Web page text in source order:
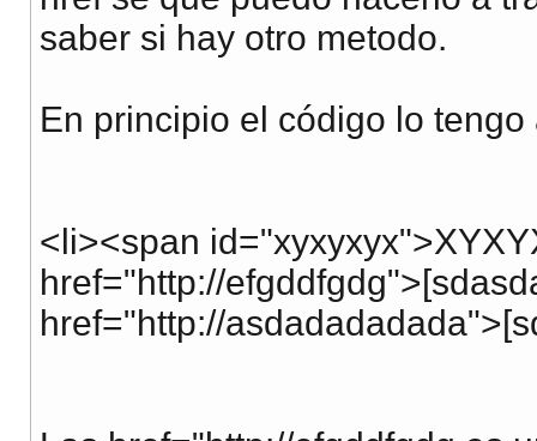
saber si hay otro metodo.
En principio el código lo tengo
<li><span
href="http://
href="http://